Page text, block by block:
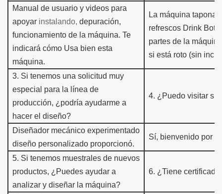
Manual de usuario y videos para
apoyar instalando, depuración,
funcionamiento de la máquina. Te
indicará cómo Usa bien esta
máquina.
La máquina
refrescos Drink
partes de la
si está roto (sin
3. Si tenemos una solicitud muy
especial para la línea de
producción, ¿podría ayudarme a
hacer el diseño?
4. ¿Puedo visitar su
Diseñador mecánico experimentado
diseño personalizado proporcionó.
Sí, bienvenido por
5. Si tenemos muestra les de nuevos
productos, ¿Puedes ayudar a
analizar y diseñar la máquina?
6. ¿Tiene